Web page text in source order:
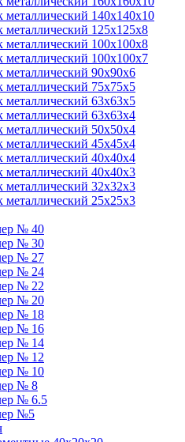
металлический 140х140х10
металлический 125х125х8
металлический 100х100х8
металлический 100х100х7
металлический 90х90х6
металлический 75х75х5
металлический 63х63х5
металлический 63х63х4
металлический 50х50х4
металлический 45х45х4
металлический 40х40х4
металлический 40х40х3
металлический 32х32х3
металлический 25х25х3
№ 40
№ 30
№ 27
№ 24
№ 22
№ 20
№ 18
№ 16
№ 14
№ 12
№ 10
№ 8
№ 6.5
№5